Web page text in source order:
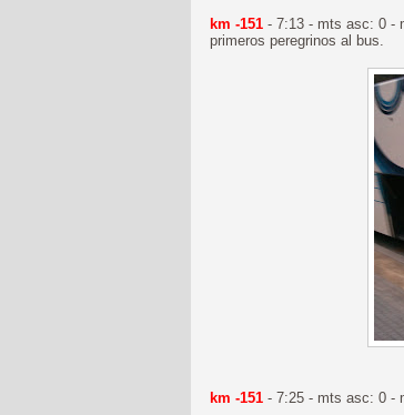
km -151 - 7:13 - mts asc: 0 -
primeros peregrinos al bus.
km -151 - 7:25 - mts asc: 0 -